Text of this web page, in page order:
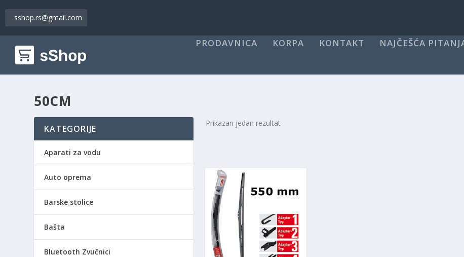
sshop.rs@gmail.com
PRODAVNICA KORPA KONTAKT NAJČEŠĆA
50CM
Prikazan jedan rezultat
KATEGORIJE
Aparati za vodu
Auto oprema
Barske stolice
Bašta
Bluetooth Zvučnici